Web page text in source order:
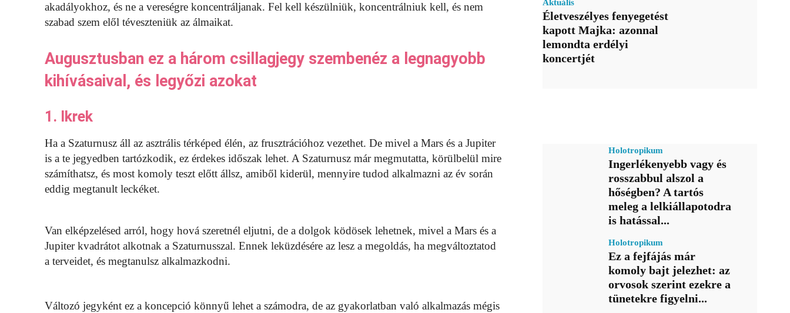
akadályokhoz, és ne a vereségre koncentráljanak. Fel kell készülniük, koncentrálniuk kell, és nem
szabad szem elől téveszteniük az álmaikat.
Augusztusban ez a három csillagjegy szembenéz a legnagyobb
kihívásaival, és legyőzi azokat
1. Ikrek
Ha a Szaturnusz áll az asztrális térképed élén, az frusztrációhoz vezethet. De mivel a Mars és a Jupiter
is a te jegyedben tartózkodik, ez érdekes időszak lehet. A Szaturnusz már megmutatta, körülbelül mire
számíthatsz, és most komoly teszt előtt állsz, amiből kiderül, mennyire tudod alkalmazni az év során
eddig megtanult leckéket.
Van elképzelésed arról, hogy hová szeretnél eljutni, de a dolgok ködösek lehetnek, mivel a Mars és a
Jupiter kvadrátot alkotnak a Szaturnusszal. Ennek leküzdésére az lesz a megoldás, ha megváltoztatod
a terveidet, és megtanulsz alkalmazkodni.
Változó jegyként ez a koncepció könnyű lehet a számodra, de az gyakorlatban való alkalmazás mégis
Aktuális
Életveszélyes fenyegetést
kapott Majka: azonnal
lemondta erdélyi
koncertjét
Holotropikum
Ingerlékenyebb vagy és
rosszabbul alszol a
hőségben? A tartós
meleg a lelkiállapotodra
is hatással...
Holotropikum
Ez a fejfájás már
komoly bajt jelezhet: az
orvosok szerint ezekre a
tünetekre figyelni...